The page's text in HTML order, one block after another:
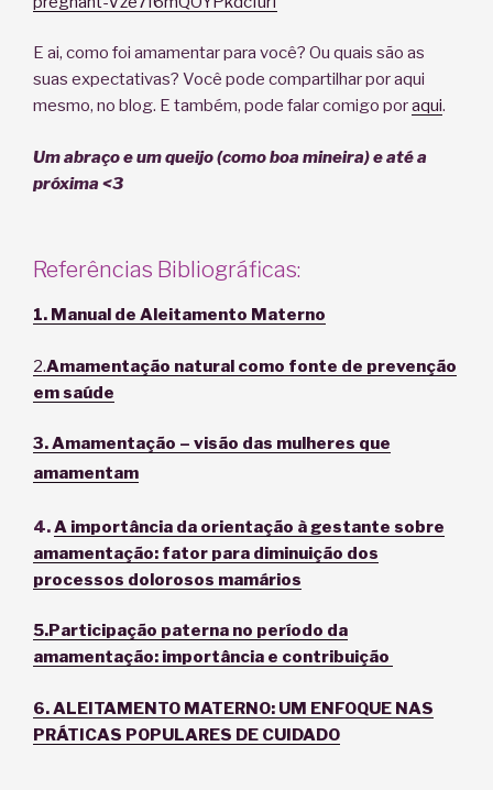
E ai, como foi amamentar para você? Ou quais são as
suas expectativas? Você pode compartilhar por aqui
mesmo, no blog. E também, pode falar comigo poraqui.
Um abraço e um queijo (como boa mineira) e até a
próxima <3
Referências Bibliográficas:
1. Manual de Aleitamento Materno
2.Amamentação natural como fonte de prevenção
em saúde
3. Amamentação – visão das mulheres que
amamentam
4.A importância da orientação à gestante sobre
amamentação: fator para diminuição dos
processos dolorosos mamários
5.Participação paterna no período da
amamentação: importância e contribuição
6. ALEITAMENTO MATERNO: UM ENFOQUE NAS
PRÁTICAS POPULARES DE CUIDADO